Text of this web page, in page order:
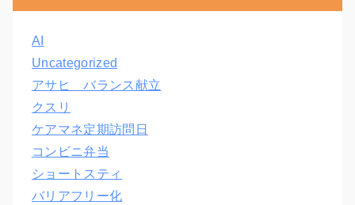
AI
Uncategorized
アサヒ バランス献立
クスリ
ケアマネ定期訪問日
コンビニ弁当
ショートスティ
バリアフリー化